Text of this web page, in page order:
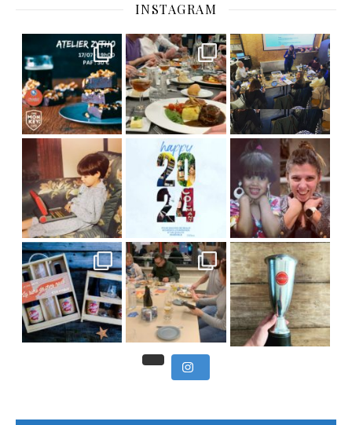
INSTAGRAM
Viens
Et tou
] Ce week-end marque
Nous avons clôturé le modu
] Pendant